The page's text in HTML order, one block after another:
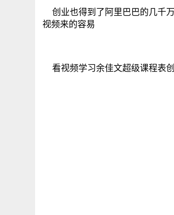
创业也得到了阿里巴巴的几千
视频来的容易
看视频学习余佳文超级课程表